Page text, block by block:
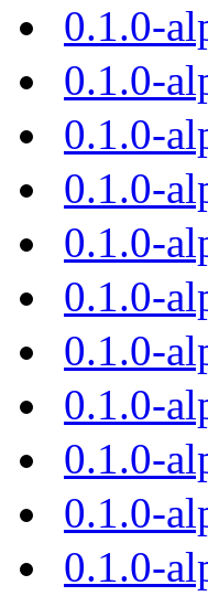
0.1.0-
0.1.0-
0.1.0-
0.1.0-
0.1.0-
0.1.0-
0.1.0-
0.1.0-
0.1.0-
0.1.0-
0.1.0-